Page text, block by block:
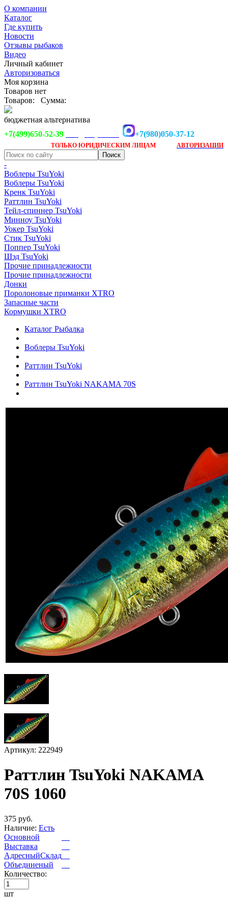
О компании
Каталог
Где купить
Новости
Отзывы рыбаков
Видео
Личный кабинет
Авторизоваться
Моя корзина
Товаров нет
Товаров:
Сумма:
бюджетная альтернатива
+7(499)650-52-39
+7(980)050-37-12
ТОЛЬКО ЮРИДИЧЕСКИМ ЛИЦАМ АВТОРИЗАЦИИ
-
Воблеры TsuYoki
Воблеры TsuYoki
Кренк TsuYoki
Раттлин TsuYoki
Тейл-спиннер TsuYoki
Минноу TsuYoki
Уокер TsuYoki
Стик TsuYoki
Поппер TsuYoki
Шэд TsuYoki
Прочие принадлежности
Прочие принадлежности
Донки
Поролоновые приманки XTRO
Запасные части
Кормушки XTRO
Каталог Рыбалка
Воблеры TsuYoki
Раттлин TsuYoki
Раттлин TsuYoki NAKAMA 70S
Артикул: 222949
Раттлин TsuYoki NAKAMA
70S 1060
375 руб.
Наличие: Есть
Основной
Выставка
АдресныйСклад
Объединеный
Количество:
шт